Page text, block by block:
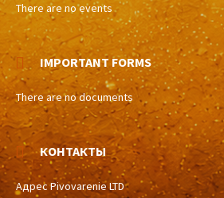
There are no events
IMPORTANT FORMS
There are no documents
КОНТАКТЫ
Адрес Pivovarenie LTD